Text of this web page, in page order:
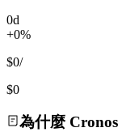
0d
+0%
$0/
$0
為什麼